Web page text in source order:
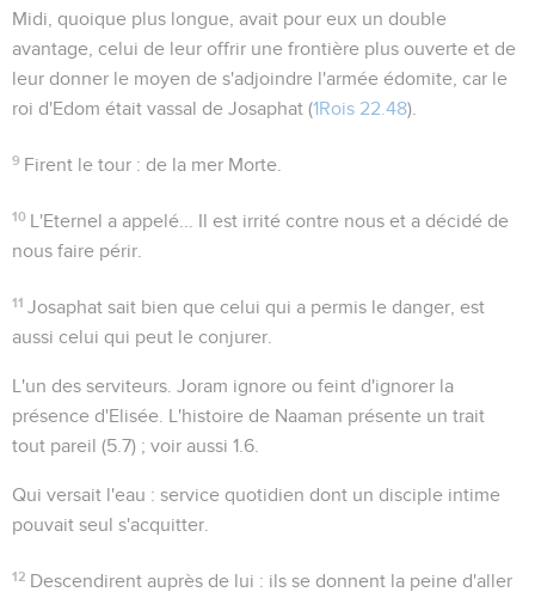
Midi, quoique plus longue, avait pour eux un double
avantage, celui de leur offrir une frontière plus ouverte et de
leur donner le moyen de s'adjoindre l'armée édomite, car le
roi d'Edom était vassal de Josaphat (1Rois 22.48).
9 Firent le tour : de la mer Morte.
10 L'Eternel a appelé...
Il est irrité contre nous et a décidé de
nous faire périr.
11 Josaphat sait bien que celui qui a permis le danger, est
aussi celui qui peut le conjurer.
L'un des serviteurs . Joram ignore ou feint d'ignorer la
présence d'Elisée. L'histoire de Naaman présente un trait
tout pareil (5.7) ; voir aussi 1.6
Qui versait l'eau : service quotidien dont un disciple intime
pouvait seul s'acquitter.
12 Descendirent auprès de lui : ils se donnent la peine d'aller